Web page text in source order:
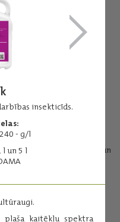
insekticīds.
- g/l
l un 5 l
plaša kaitēkļu spektra
ierobežošanai sējumos un
un 5 l